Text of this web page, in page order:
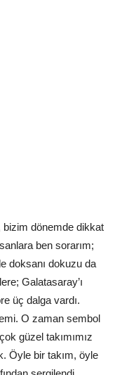
dönemde dikkat
ben sorarım;
doksanı dokuzu da
Galatasaray’ı
üç dalga vardı.
O zaman sembol
güzel takımımız
Öyle bir takım, öyle